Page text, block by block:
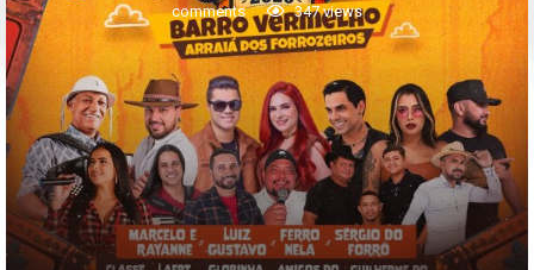
comments
347views